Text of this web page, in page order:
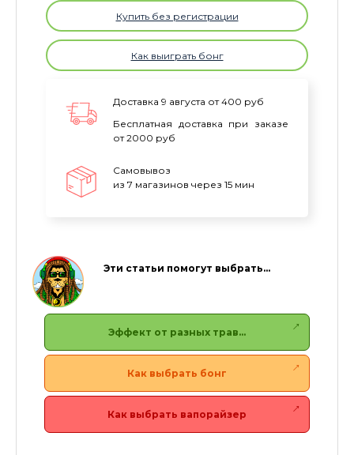
Купить без регистрации
Как выиграть бонг
Доставка 9 августа от 400 руб
Бесплатная доставка при заказе
от 2000 руб
Самовывоз
из 7 магазинов через 15 мин
Эти статьи помогут выбрать…
Эффект от разных трав…
Как выбрать бонг
Как выбрать вапорайзер